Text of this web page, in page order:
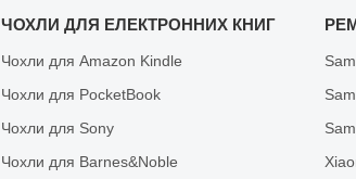
ЧОХЛИ ДЛЯ ЕЛЕКТРОННИХ КНИГ
Чохли для Amazon Kindle
Чохли для PocketBook
Чохли для Sony
Чохли для Barnes&Noble